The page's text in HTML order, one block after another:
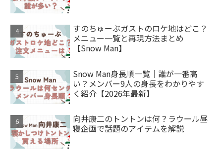
すのちゅーぶガストのロケ地はどこ？
メニュー一覧と再現方法まとめ
【Snow Man】
Snow Man身長順一覧｜誰が一番高
い？メンバー9人の身長をわかりやす
く紹介【2026年最新】
向井康二のトントンは何？ラウール昼
寝企画で話題のアイテムを解説